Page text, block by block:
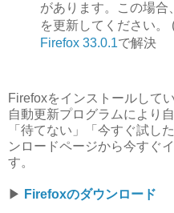
があります。この場合
を更新してください。
Firefox 33.0.1で解決
Firefoxをインストールして
自動更新プログラムにより
「待てない」「今すぐ試し
ンロードページから今すぐ
す。
▶︎ Firefoxのダウンロード